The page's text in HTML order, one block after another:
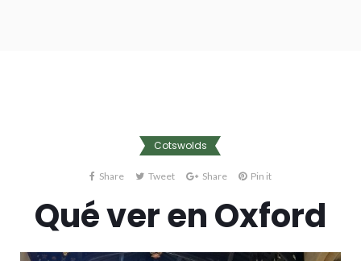
Cotswolds
Share Tweet Share Pin it
Qué ver en Oxford